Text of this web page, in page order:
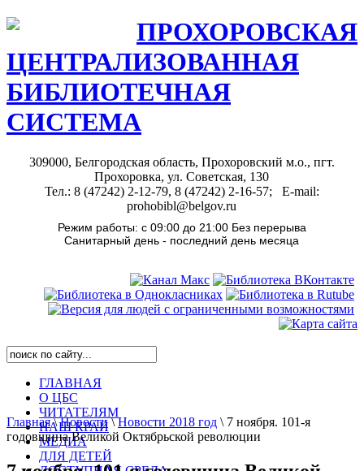
ПРОХОРОВСКАЯ
ЦЕНТРАЛИЗОВАННАЯ
БИБЛИОТЕЧНАЯ
СИСТЕМА
309000, Белгородская область, Прохоровский м.о., пгт.
Прохоровка, ул. Советская, 130
Тел.: 8 (47242) 2-12-79, 8 (47242) 2-16-57; E-mail:
prohobibl@belgov.ru
Режим работы: с 09:00 до 21:00 Без перерыва
Санитарный день - последний день месяца
ГЛАВНАЯ
О ЦБС
ЧИТАТЕЛЯМ
НАШ КРАЙ
МЕДИА
ДЛЯ ДЕТЕЙ
Главная\Новости\Новости 2018 год \ 7 ноября. 101-я
годовщина Великой Октябрьской революции